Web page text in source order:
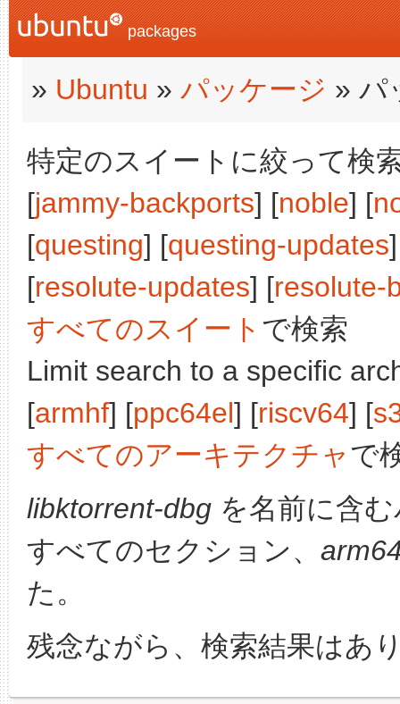
packages
» Ubuntu » パッケージ » パ
特定のスイートに絞って検
[jammy-backports] [noble] [
[questing] [questing-updates
[resolute-updates] [resolute-
すべてのスイート で検索
Limit search to a specific
[armhf] [ppc64el] [riscv64] [
すべてのアーキテクチャで
libktorrent-dbg を名前に含
すべてのセクション、
た。
残念ながら、検索結果はあ